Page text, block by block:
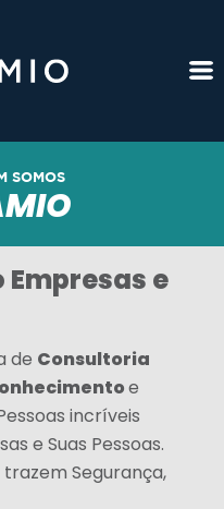
SOMOS
e
de Consultoria
e
incríveis
e Suas Pessoas.
Segurança,